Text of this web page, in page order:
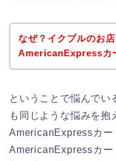
なぜ？イクプルのお
AmericanExpressカ
ということで悩んでい
も同じような悩みを抱
AmericanExpressカー
AmericanExpressカ